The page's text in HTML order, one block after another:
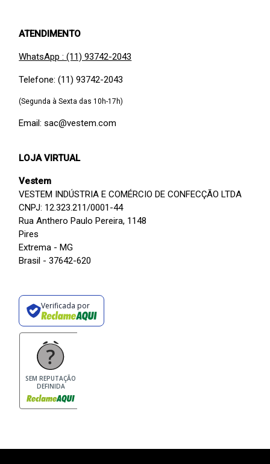
ATENDIMENTO
WhatsApp : (11) 93742-2043
Telefone: (11) 93742-2043
(Segunda à Sexta das 10h-17h)
Email: sac@vestem.com
LOJA VIRTUAL
Vestem
VESTEM INDÚSTRIA E COMÉRCIO DE CONFECÇÃO LTDA
CNPJ: 12.323.211/0001-44
Rua Anthero Paulo Pereira, 1148
Pires
Extrema - MG
Brasil - 37642-620
Verificada por
SEM REPUTAÇÃO
DEFINIDA